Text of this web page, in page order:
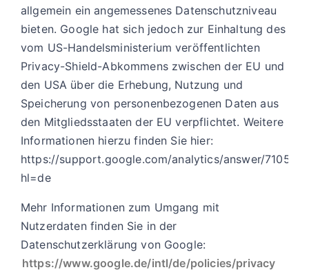
allgemein ein angemessenes Datenschutzniveau
bieten. Google hat sich jedoch zur Einhaltung des
vom US-Handelsministerium veröffentlichten
Privacy-Shield-Abkommens zwischen der EU und
den USA über die Erhebung, Nutzung und
Speicherung von personenbezogenen Daten aus
den Mitgliedsstaaten der EU verpflichtet. Weitere
Informationen hierzu finden Sie hier:
https://support.google.com/analytics/answer/
hl=de
Mehr Informationen zum Umgang mit
Nutzerdaten finden Sie in der
Datenschutzerklärung von Google:
https://www.google.de/intl/de/policies/privacy